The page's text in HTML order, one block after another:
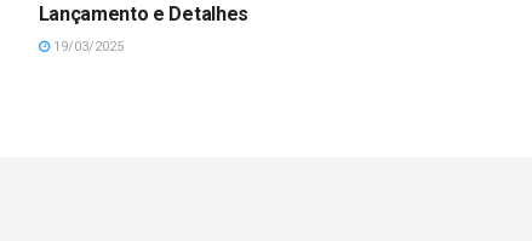
Lançamento e Detalhes
19/03/2025